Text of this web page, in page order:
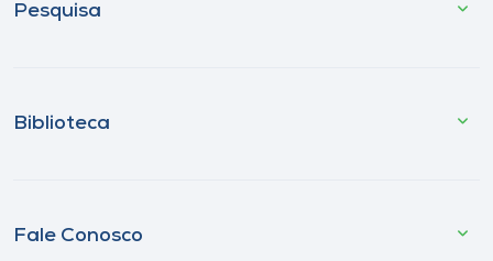
Pesquisa
Biblioteca
Fale Conosco